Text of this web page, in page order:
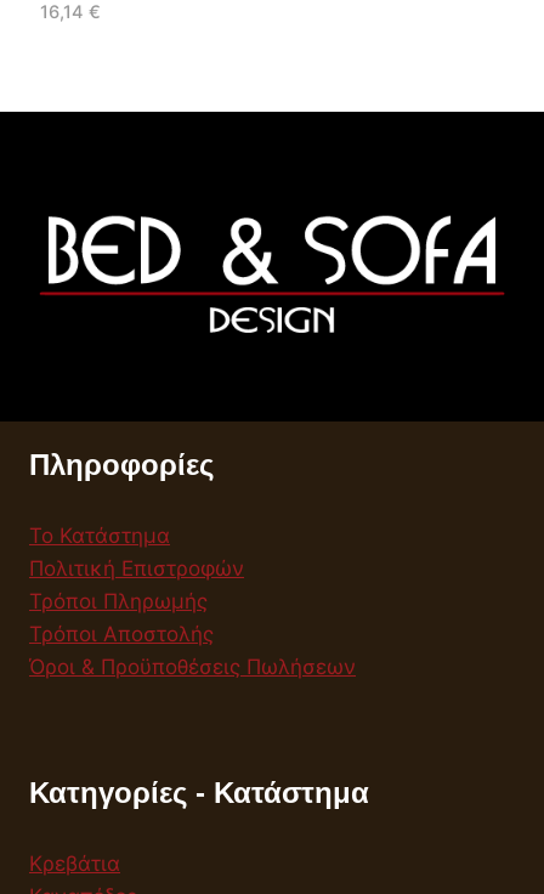
16,14 €
Πληροφορίες
Το Κατάστημα
Πολιτική Επιστροφών
Τρόποι Πληρωμής
Τρόποι Αποστολής
Όροι & Προϋποθέσεις Πωλήσεων
Κατηγορίες - Κατάστημα
Κρεβάτια